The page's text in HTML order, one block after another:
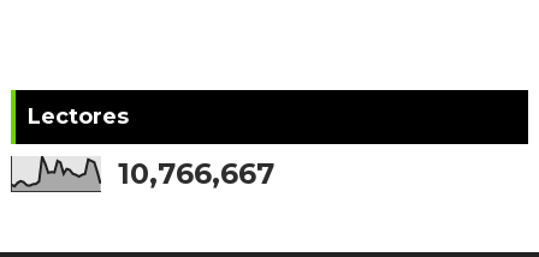
Lectores
10,766,667